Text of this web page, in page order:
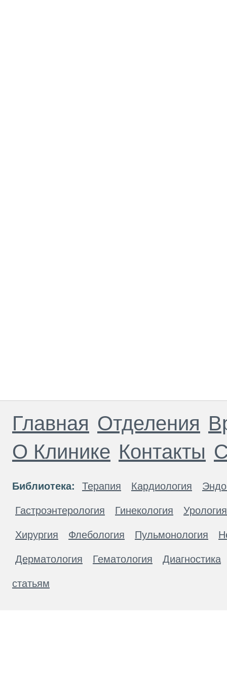
Главная Отделения
О Клинике Контакты
Библиотека: Терапия Кардиология
Гастроэнтерология Гинекология Урология
Хирургия Флебология Пульмонология
Дерматология Гематология Диагностика
статьям